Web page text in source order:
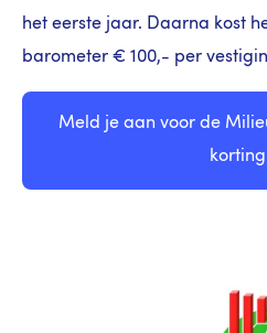
het eerste jaar. Daarna kost
barometer € 100,- per
Meld je aan voor de
korting